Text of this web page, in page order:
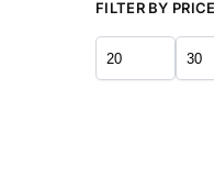
FILTER BY PRICE